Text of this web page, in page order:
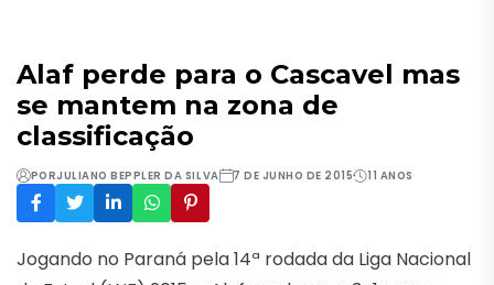
Alaf perde para o Cascavel mas
se mantem na zona de
classificação
PORJULIANO BEPPLER DA SILVA 7 DE JUNHO DE 2015 11 ANOS
Jogando no Paraná pela 14ª rodada da Liga Nacional